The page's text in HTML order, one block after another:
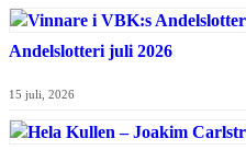
Andelslotteri juli 2026
15 juli, 2026